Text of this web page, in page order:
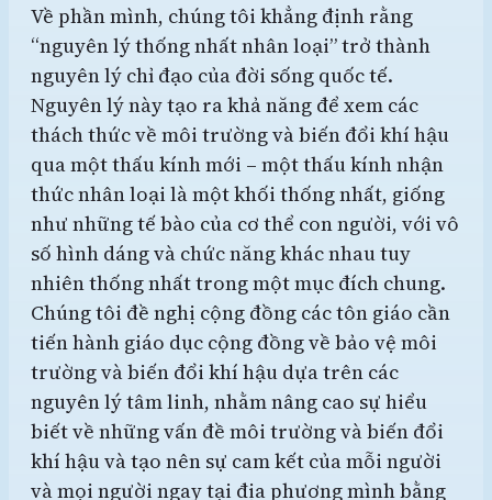
Về phần mình, chúng tôi khẳng định rằng
“nguyên lý thống nhất nhân loại” trở thành
nguyên lý chỉ đạo của đời sống quốc tế.
Nguyên lý này tạo ra khả năng để xem các
thách thức về môi trường và biến đổi khí hậu
qua một thấu kính mới – một thấu kính nhận
thức nhân loại là một khối thống nhất, giống
như những tế bào của cơ thể con người, với vô
số hình dáng và chức năng khác nhau tuy
nhiên thống nhất trong một mục đích chung.
Chúng tôi đề nghị cộng đồng các tôn giáo cần
tiến hành giáo dục cộng đồng về bảo vệ môi
trường và biến đổi khí hậu dựa trên các
nguyên lý tâm linh, nhằm nâng cao sự hiểu
biết về những vấn đề môi trường và biến đổi
khí hậu và tạo nên sự cam kết của mỗi người
và mọi người ngay tại địa phương mình bằng